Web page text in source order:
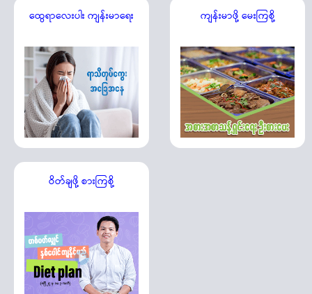
ထွေရာလေးပါး ကျန်းမာရေး ကျန်းမာဖို့ မေးကြစို့
ဝိတ်ချဖို့ စားကြစို့